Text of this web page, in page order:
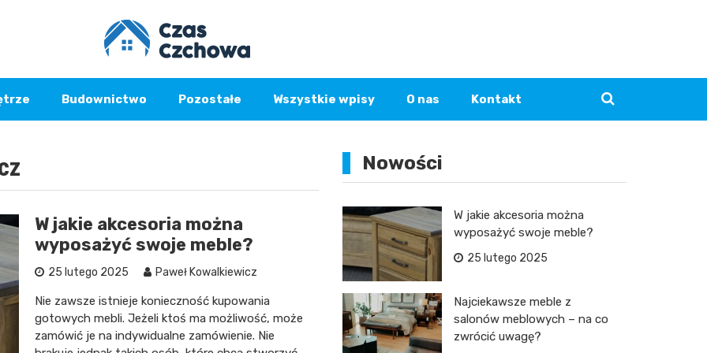
Budownictwo Pozostałe Wszystkie wpisy O nas Kontakt
W jakie akcesoria można
wyposażyć swoje meble?
25 lutego 2025 Paweł Kowalkiewicz
Nie zawsze istnieje konieczność kupowania
gotowych mebli. Jeżeli ktoś ma możliwość, może
zamówić je na indywidualne zamówienie. Nie
Nowości
W jakie akcesoria można
wyposażyć swoje meble?
25 lutego 2025
Najciekawsze meble z
salonów meblowych – na co
zwrócić uwagę?